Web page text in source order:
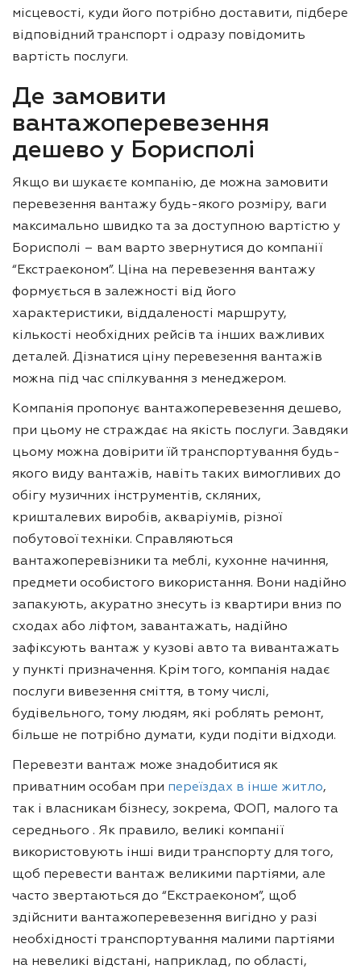
місцевості, куди його потрібно доставити, підбере
відповідний транспорт і одразу повідомить
вартість послуги.
Де замовити
вантажоперевезення
дешево у Борисполі
Якщо ви шукаєте компанію, де можна замовити
перевезення вантажу будь-якого розміру, ваги
максимально швидко та за доступною вартістю у
Борисполі – вам варто звернутися до компанії
“Екстраеконом”. Ціна на перевезення вантажу
формується в залежності від його
характеристики, віддаленості маршруту,
кількості необхідних рейсів та інших важливих
деталей. Дізнатися ціну перевезення вантажів
можна під час спілкування з менеджером.
Компанія пропонує вантажоперевезення дешево,
при цьому не страждає на якість послуги. Завдяки
цьому можна довірити їй транспортування будь-
якого виду вантажів, навіть таких вимогливих до
обігу музичних інструментів, скляних,
кришталевих виробів, акваріумів, різної
побутової техніки. Справляються
вантажоперевізники та меблі, кухонне начиння,
предмети особистого використання. Вони надійно
запакують, акуратно знесуть із квартири вниз по
сходах або ліфтом, завантажать, надійно
зафіксують вантаж у кузові авто та вивантажать
у пункті призначення. Крім того, компанія надає
послуги вивезення сміття, в тому числі,
будівельного, тому людям, які роблять ремонт,
більше не потрібно думати, куди подіти відходи.
Перевезти вантаж може знадобитися як
приватним особам при переїздах в інше житло,
так і власникам бізнесу, зокрема, ФОП, малого та
середнього . Як правило, великі компанії
використовують інші види транспорту для того,
щоб перевести вантаж великими партіями, але
часто звертаються до “Екстраеконом”, щоб
здійснити вантажоперевезення вигідно у разі
необхідності транспортування малими партіями
на невеликі відстані, наприклад, по області,